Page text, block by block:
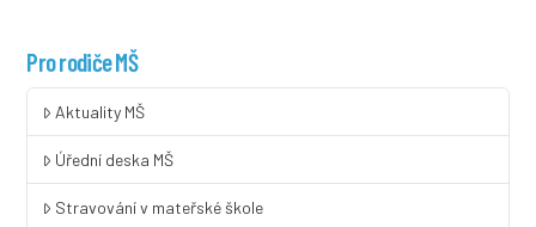
Pro rodiče MŠ
Aktuality MŠ
Úřední deska MŠ
Stravování v mateřské škole